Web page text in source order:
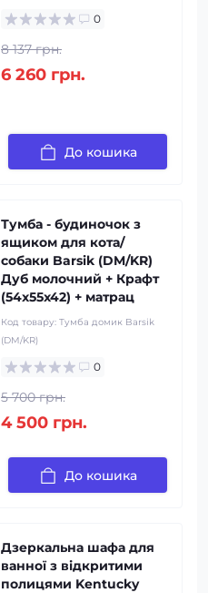
0
8 137 грн.
6 260 грн.
До кошика
Тумба - будиночок з
ящиком для кота/
собаки Barsik (DM/KR)
Дуб молочний + Крафт
(54x55x42) + матрац
Код товару: Тумба домик Barsik
(DM/KR)
0
5 700 грн.
4 500 грн.
До кошика
Дзеркальна шафа для
ванної з відкритими
полицями Kentucky